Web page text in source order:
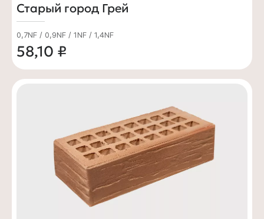
Старый город Грей
0,7NF / 0,9NF / 1NF / 1,4NF
58,10 ₽